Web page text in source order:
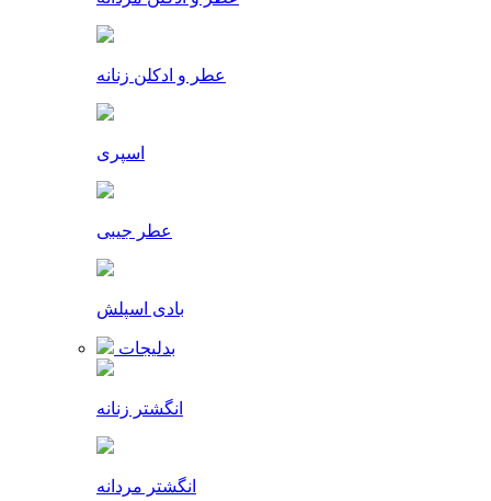
عطر و ادکلن زنانه
اسپری
عطر جیبی
بادی اسپلش
بدلیجات
انگشتر زنانه
انگشتر مردانه